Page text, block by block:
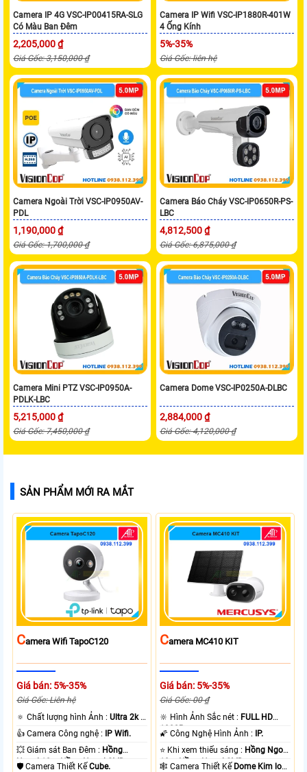
Camera IP 4G VSC-IP00415RA-SLG
Có Màu Ban Đêm
2,205,000 ₫
Giá Gốc: 3,150,000 ₫
Camera IP Wifi VSC-IP1880R-401W
4 Ống Kính
5%-35%
Giá Gốc: liên hệ
Camera Ngoài Trời VSC-IP0950AV-
PDL
1,190,000 ₫
Giá Gốc: 1,700,000 ₫
Camera Báo Cháy VSC-IP0650R-PS-
LBC
4,812,500 ₫
Giá Gốc: 6,875,000 ₫
Camera Mini PTZ VSC-IP0950A-
PDLK-LBC
5,215,000 ₫
Giá Gốc: 7,450,000 ₫
Camera Dome VSC-IP0250A-DLBC
2,884,000 ₫
Giá Gốc: 4,120,000 ₫
SẢN PHẨM MỚI RA MẮT
CAmera Wifi TapoC120
Giá bán: 5%-35%
Giá Gốc: Liên hệ
🔅 Chất lượng hình Ảnh :Ultra 2k +
.
👍 Camera Công nghệ :
IP Wifi.
💥 Giám sát Ban Đêm : Hồng
Ngoại 10m Hồng Ngoại SMD.
🛡 Camera Thiết KếCube.
CAmera MC410 KIT
Giá bán: 5%-35%
Giá Gốc: 00 ₫
🔆 Hình Ảnh Sắc nét : FULL HD
1080P .
🌠 Công Nghệ Hình Ảnh :
IP.
⭐ Khi xem thiếu sáng : Hồng Ngoại
10m Hồng Ngoại SMD.
🕸️ Camera Thiết Kế Dome Kim loại